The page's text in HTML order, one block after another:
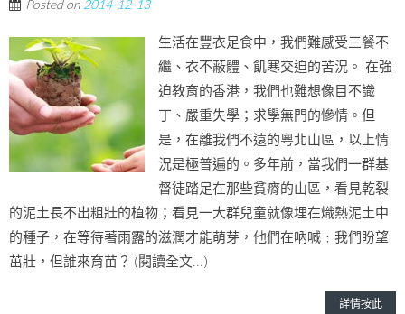
Posted on 2014-12-13
生活在豐衣足食中，我們難感受三餐不
繼、衣不蔽體、飢寒交迫的苦況。 在強
迫教育的香港，我們也難想像目不識
丁、嚴重失學；求學無門的慘情。但
是，在離我們不遠的粵北山區，以上情
況是極普遍的。多年前，當我們一群基
督徒踏足在那些貧瘠的山區，看見乾裂
的泥土長不出粗壯的植物；看見一大群兒童就像埋在熾熱泥土中
的種子，在等待著雨露的滋潤才能萌芽，他們在吶喊﹕我們盼望
茁壯，但誰來育苗？ (閱讀全文...)
詳情按此